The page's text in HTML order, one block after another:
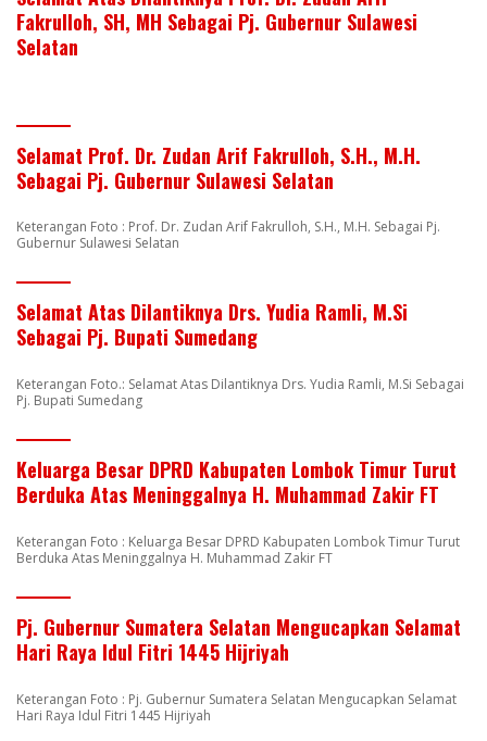
Fakrulloh, SH, MH Sebagai Pj. Gubernur Sulawesi
Selatan
Selamat Prof. Dr. Zudan Arif Fakrulloh, S.H., M.H.
Sebagai Pj. Gubernur Sulawesi Selatan
Keterangan Foto : Prof. Dr. Zudan Arif Fakrulloh, S.H., M.H. Sebagai Pj.
Gubernur Sulawesi Selatan
Selamat Atas Dilantiknya Drs. Yudia Ramli, M.Si
Sebagai Pj. Bupati Sumedang
Keterangan Foto.: Selamat Atas Dilantiknya Drs. Yudia Ramli, M.Si Sebagai
Pj. Bupati Sumedang
Keluarga Besar DPRD Kabupaten Lombok Timur Turut
Berduka Atas Meninggalnya H. Muhammad Zakir FT
Keterangan Foto : Keluarga Besar DPRD Kabupaten Lombok Timur Turut
Berduka Atas Meninggalnya H. Muhammad Zakir FT
Pj. Gubernur Sumatera Selatan Mengucapkan Selamat
Hari Raya Idul Fitri 1445 Hijriyah
Keterangan Foto : Pj. Gubernur Sumatera Selatan Mengucapkan Selamat
Hari Raya Idul Fitri 1445 Hijriyah